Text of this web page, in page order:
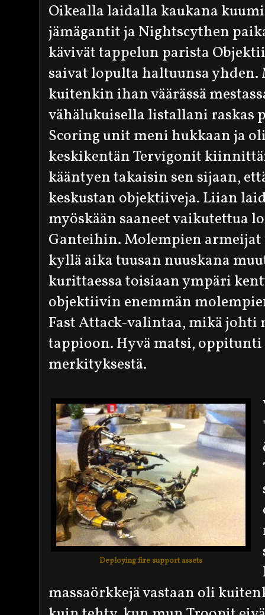
Oikealla laidalla kaukana
jämägantit ja Nightscythen
kävivät tappelun parista
saivat lopulta haltuunsa
kuitenkin ihan väärässä
vähälukuisella listallani raskas
Scoring unit meni hukkaan ja
keskikentän Tervigonit
kääntyen takaisin sen sijaan,
keskustan objektiiveja. Liian
myöskään saaneet vaikutettua
Ganteihin. Molempien
kyllä aika tuusan nuuskana
kurittaessa toisiaan ympäri
objektiivin enemmän
Fast Attack-valintaa, mikä johti
tappioon. Hyvä matsi, oppitunti
merkityksestä.
Deploying fire support assets
massaörkkejä vastaan oli